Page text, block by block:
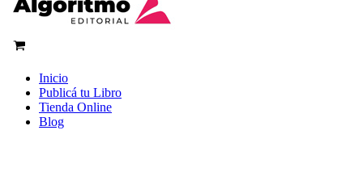
Inicio
Publicá tu Libro
Tienda Online
Blog